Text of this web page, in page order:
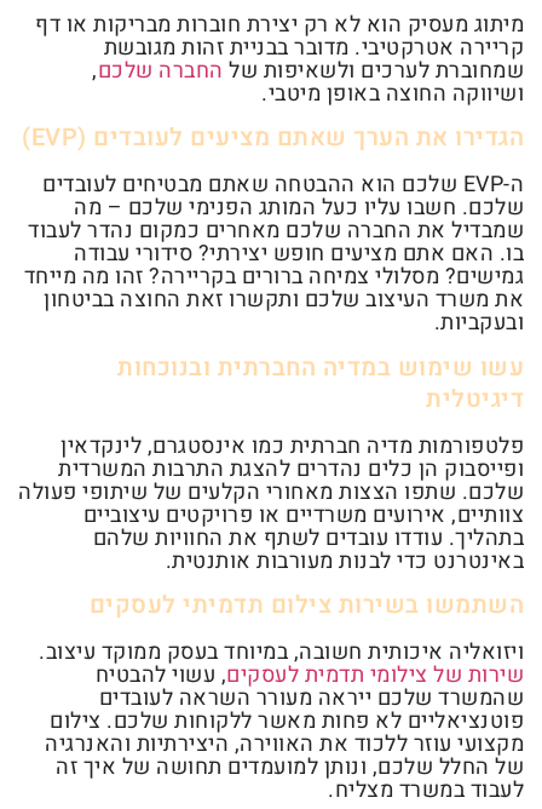
מיתוג מעסיק הוא לא רק יצירת חוברות מבריקות או דף
קריירה אטרקטיבי. מדובר בבניית זהות מגובשת
שמחוברת לערכים ולשאיפות של החברה שלכם,
ושיווקה החוצה באופן מיטבי.
הגדירו את הערך שאתם מציעים לעובדים (EVP)
ה-EVP שלכם הוא ההבטחה שאתם מבטיחים לעובדים
שלכם. חשבו עליו כעל המותג הפנימי שלכם – מה
שמבדיל את החברה שלכם מאחרים כמקום נהדר לעבוד
בו. האם אתם מציעים חופש יצירתי? סידורי עבודה
גמישים? מסלולי צמיחה ברורים בקריירה? זהו מה מייחד
את משרד העיצוב שלכם ותקשרו זאת החוצה בביטחון
ובעקביות.
עשו שימוש במדיה החברתית ובנוכחות
דיגיטלית
פלטפורמות מדיה חברתית כמו אינסטגרם, לינקדאין
ופייסבוק הן כלים נהדרים להצגת התרבות המשרדית
שלכם. שתפו הצצות מאחורי הקלעים של שיתופי פעולה
צוותיים, אירועים משרדיים או פרויקטים עיצוביים
בתהליך. עודדו עובדים לשתף את החוויות שלהם
באינטרנט כדי לבנות מעורבות אותנטית.
השתמשו בשירות צילום תדמיתי לעסקים
ויזואליה איכותית חשובה, במיוחד בעסק ממוקד עיצוב.
שירות של צילומי תדמית לעסקים, עשוי להבטיח
שהמשרד שלכם ייראה מעורר השראה לעובדים
פוטנציאליים לא פחות מאשר ללקוחות שלכם. צילום
מקצועי עוזר ללכוד את האווירה, היצירתיות והאנרגיה
של החלל שלכם, ונותן למועמדים תחושה של איך זה
לעבוד במשרד מצליח.